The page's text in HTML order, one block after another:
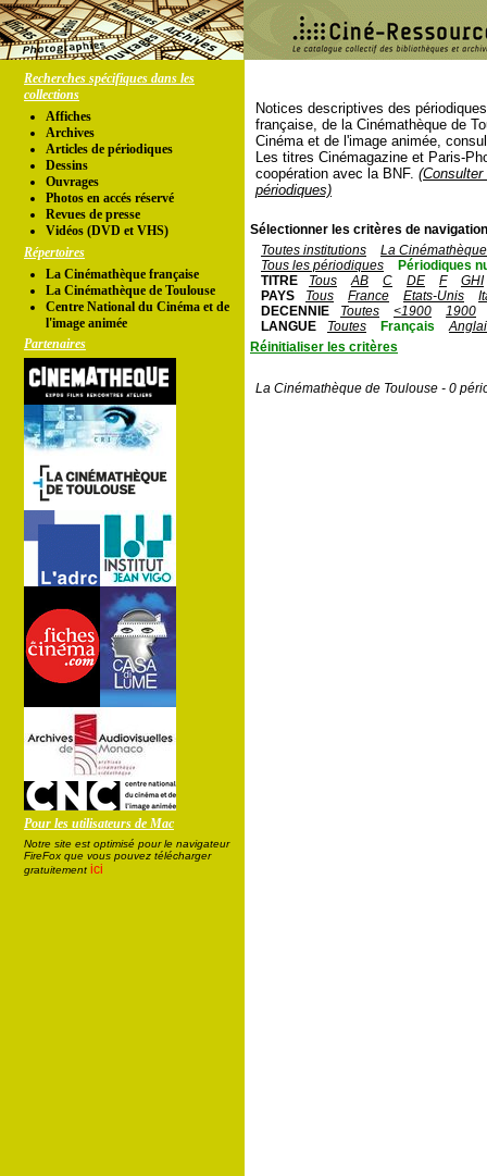
Recherches spécifiques dans les
collections
Affiches
Archives
Articles de périodiques
Dessins
Ouvrages
Photos en accés réservé
Revues de presse
Vidéos (DVD et VHS)
Répertoires
La Cinémathèque française
La Cinémathèque de Toulouse
Centre National du Cinéma et de
l'image animée
Partenaires
Pour les utilisateurs de Mac
Notre site est optimisé pour le navigateur
FireFox que vous pouvez télécharger
gratuitement ici
Notices descriptives des
française, de la Cinémathèque de
Cinéma et de l'image animée,
Les titres Cinémagazine et Paris-
coopération avec la BNF.
périodiques)
Sélectionner les critères de
Toutes institutions
La
Tous les périodiques
Périodiques
TITRE
Tous AB C DE F
GHI
PAYS
Tous France Etats-Unis
DECENNIE
Toutes <1900
1900
LANGUE
Toutes Français
Réinitialiser les critères
La Cinémathèque de Toulouse - 0